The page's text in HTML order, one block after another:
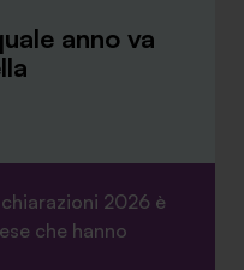
anno va
2026 è
che hanno